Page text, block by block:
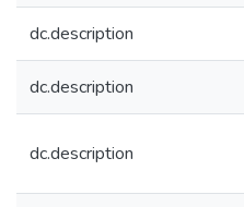
dc.description
dc.description
dc.description